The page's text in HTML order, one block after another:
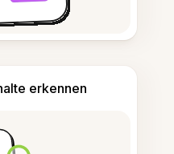
erkennen